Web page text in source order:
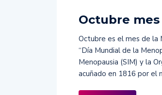
Octubre
Octubre es el mes de la
“Día Mundial de la
Menopausia (SIM) y la
acuñado en 1816 por el